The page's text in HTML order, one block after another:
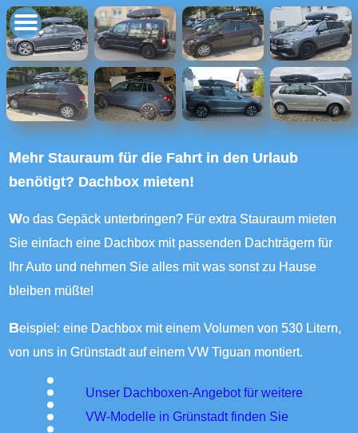
Mehr Stauraum für die Fahrt in den Urlaub
benötigt? Dachbox mieten!
Wo das Gepäck unterbringen? Für extra Stauraum mieten
Sie einfach eine Dachbox mit passenden Dachträgern für
Ihr Auto und nehmen Sie alles mit was sonst zu Hause
bleiben müßte!
Beispiel: eine Dachbox mit einem Volumen von 530 Litern,
von uns in Grünstadt auf einem VW Tiguan montiert.
Unser Dachboxen-Angebot für weitere
VW-Modelle in Grünstadt finden Sie